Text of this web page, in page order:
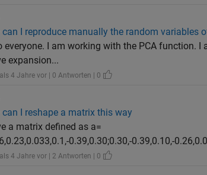
can I reproduce manually the random variables
everyone. I am working with the PCA function.
expansion...
4 Jahre vor | 0 Antworten | 0
can I reshape a matrix this way
a matrix defined as a=
0.39,0.30;0.30,-0.39,0.10,-
4 Jahre vor | 2 Antworten | 0